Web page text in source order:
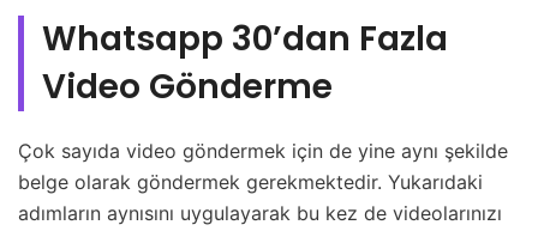
Whatsapp 30’dan Fazla
Video Gönderme
Çok sayıda video göndermek için de yine aynı şekilde
belge olarak göndermek gerekmektedir. Yukarıdaki
adımların aynısını uygulayarak bu kez de videolarınızı